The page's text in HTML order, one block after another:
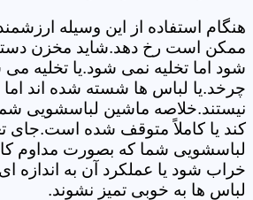
هنگام استفاده از این وسیله
ممکن است رخ دهد.شاید مخزن
شود اما تخلیه نمی شود.یا تخلیه
چرخد.یا لباس ها شسته شده اند اما
نیستند.خلاصه ماشین لباسشویی
کند یا کاملاً متوقف شده
لباسشویی شما که بصورت مداوم
خراب شود یا عملکرد آن به
لباس ها به خوبی تمیز نشوند.